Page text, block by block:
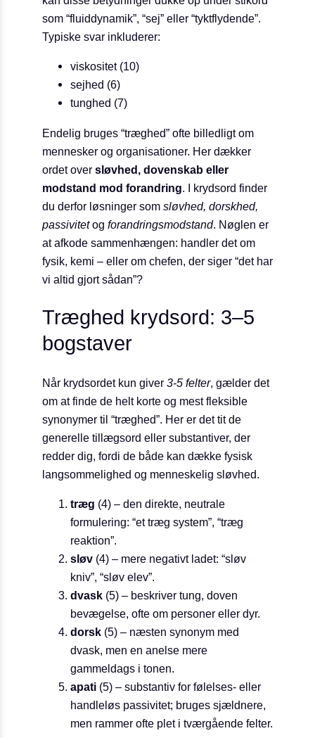
som “fluiddynamik”, “sej” eller “tyktflydende”.
Typiske svar inkluderer:
viskositet (10)
sejhed (6)
tunghed (7)
Endelig bruges “træghed” ofte billedligt om
mennesker og organisationer. Her dækker
ordet over sløvhed, dovenskab eller
modstand mod forandring. I krydsord finder
du derfor løsninger som sløvhed, dorskhed,
passivitetog forandrings­modstand. Nøglen er
at afkode sammenhængen: handler det om
fysik, kemi – eller om chefen, der siger “det har
vi altid gjort sådan”?
Træghed krydsord: 3–5
bogstaver
Når krydsordet kun giver 3-5 felter, gælder det
om at finde de helt korte og mest fleksible
synonymer til “træghed”. Her er det tit de
generelle tillægsord eller substantiver, der
redder dig, fordi de både kan dække fysisk
langsommelighed og menneskelig sløvhed.
træg (4) – den direkte, neutrale
formulering: “et træg system”, “træg
reaktion”.
sløv (4) – mere negativt ladet: “sløv
kniv”, “sløv elev”.
dvask (5) – beskriver tung, doven
bevægelse, ofte om personer eller dyr.
dorsk (5) – næsten synonym med
dvask, men en anelse mere
gammeldags i tonen.
apati (5) – substantiv for følelses- eller
handleløs passivitet; bruges sjældnere,
men rammer ofte plet i tværgående felter.